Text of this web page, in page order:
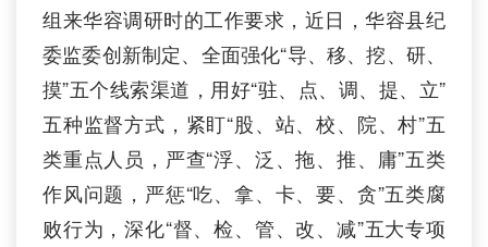
组来华容调研时的工作要求，近日，华容县纪
委监委创新制定、全面强化“导、移、挖、研、
摸”五个线索渠道，用好“驻、点、调、提、立”
五种监督方式，紧盯“股、站、校、院、村”五
类重点人员，严查“浮、泛、拖、推、庸”五类
作风问题，严惩“吃、拿、卡、要、贪”五类腐
败行为，深化“督、检、管、改、减”五大专项